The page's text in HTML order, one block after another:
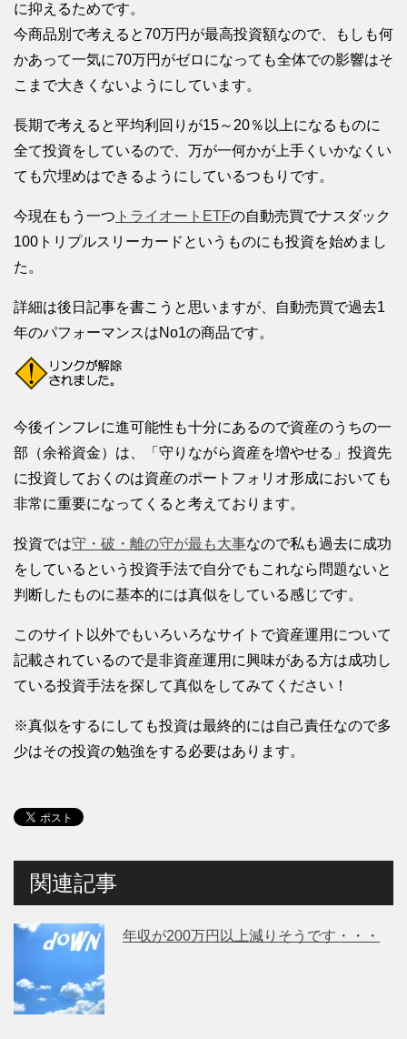
に抑えるためです。
今商品別で考えると70万円が最高投資額なので、もしも何
かあって一気に70万円がゼロになっても全体での影響はそ
こまで大きくないようにしています。
長期で考えると平均利回りが15～20％以上になるものに
全て投資をしているので、万が一何かが上手くいかなくい
ても穴埋めはできるようにしているつもりです。
今現在もう一つ トライオートETFの自動売買でナスダック
100トリプルスリーカードというものにも投資を始めまし
た。
詳細は後日記事を書こうと思いますが、自動売買で過去1
年のパフォーマンスはNo1の商品です。
今後インフレに進可能性も十分にあるので資産のうちの一
部（余裕資金）は、「守りながら資産を増やせる」投資先
に投資しておくのは資産のポートフォリオ形成においても
非常に重要になってくると考えております。
投資では守・破・離の守が最も大事なので私も過去に成功
をしているという投資手法で自分でもこれなら問題ないと
判断したものに基本的には真似をしている感じです。
このサイト以外でもいろいろなサイトで資産運用について
記載されているので是非資産運用に興味がある方は成功し
ている投資手法を探して真似をしてみてください！
※真似をするにしても投資は最終的には自己責任なので多
少はその投資の勉強をする必要はあります。
関連記事
年収が200万円以上減りそうです・・・